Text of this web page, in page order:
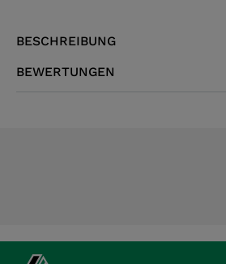
BESCHREIBUNG
BEWERTUNGEN